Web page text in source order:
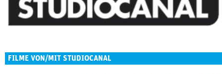
FILME VON/MIT STUDIOCANAL